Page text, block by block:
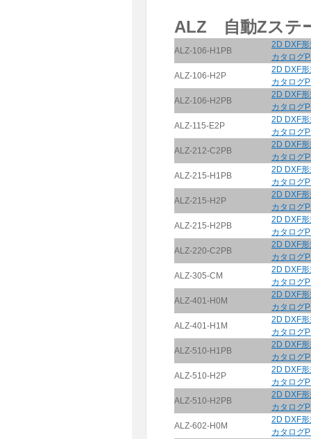
ALZ 自動Zステ
ALZ-106-H1PB
2D DXF
カタログ
ALZ-106-H2P
2D DXF
カタログ
ALZ-106-H2PB
2D DXF
カタログ
ALZ-115-E2P
2D DXF
カタログ
ALZ-212-C2PB
2D DXF
カタログ
ALZ-215-H1PB
2D DXF
カタログ
ALZ-215-H2P
2D DXF
カタログ
ALZ-215-H2PB
2D DXF
カタログ
ALZ-220-C2PB
2D DXF
カタログ
ALZ-305-CM
2D DXF
カタログ
ALZ-401-H0M
2D DXF
カタログ
ALZ-401-H1M
2D DXF
カタログ
ALZ-510-H1PB
2D DXF
カタログ
ALZ-510-H2P
2D DXF
カタログ
ALZ-510-H2PB
2D DXF
カタログ
ALZ-602-H0M
2D DXF
カタログ